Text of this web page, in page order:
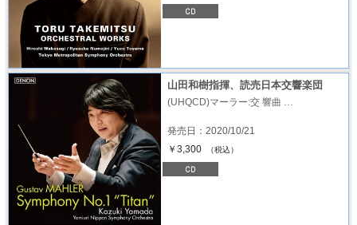
山田和樹指揮、読売日本交響楽団
(UHQCD)マーラー:交 響曲 …
発売日：2020/10/21
￥3,300
（税込）